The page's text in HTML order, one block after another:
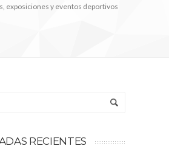
exposiciones y eventos deportivos
RECIENTES